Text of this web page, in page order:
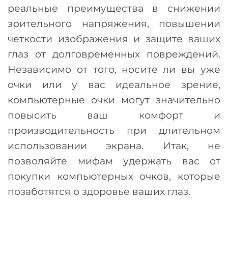
реальные преимущества в снижении
зрительного напряжения, повышении
четкости изображения и защите ваших
глаз от долговременных повреждений.
Независимо от того, носите ли вы уже
очки или у вас идеальное зрение,
компьютерные очки могут значительно
повысить ваш комфорт и
производительность при длительном
использовании экрана. Итак, не
позволяйте мифам удержать вас от
покупки компьютерных очков, которые
позаботятся о здоровье ваших глаз.